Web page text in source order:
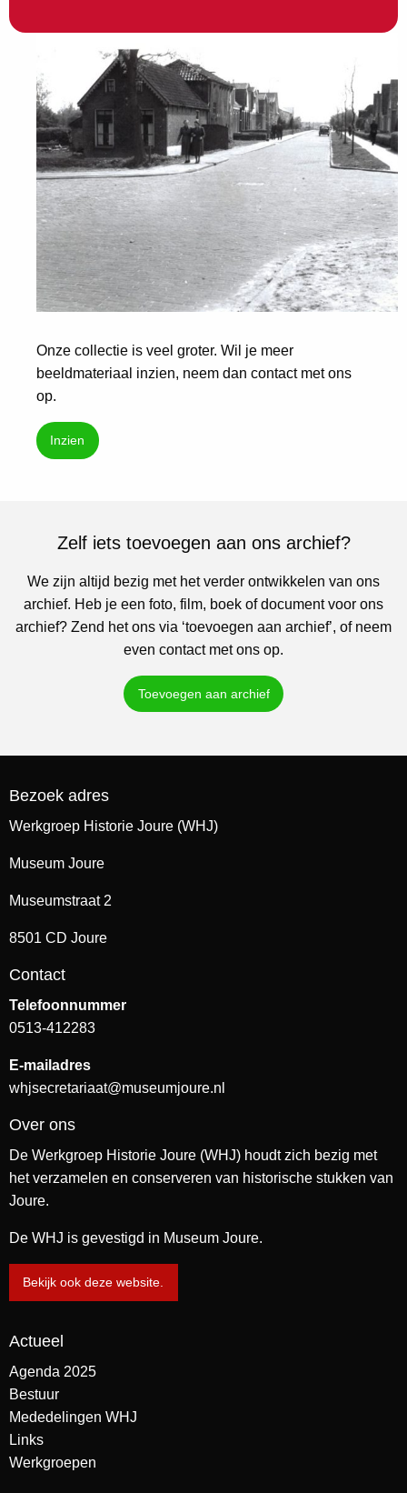
Onze collectie is veel groter. Wil je meer
beeldmateriaal inzien, neem dan contact met ons
op.
Inzien
Zelf iets toevoegen aan ons archief?
We zijn altijd bezig met het verder ontwikkelen van ons
archief. Heb je een foto, film, boek of document voor ons
archief? Zend het ons via ‘toevoegen aan archief’, of neem
even contact met ons op.
Toevoegen aan archief
Bezoek adres
Werkgroep Historie Joure (WHJ)
Museum Joure
Museumstraat 2
8501 CD Joure
Contact
Telefoonnummer
0513-412283
E-mailadres
whjsecretariaat@museumjoure.nl
Over ons
De Werkgroep Historie Joure (WHJ) houdt zich bezig met
het verzamelen en conserveren van historische stukken van
Joure.
De WHJ is gevestigd in Museum Joure.
Bekijk ook deze website.
Actueel
Agenda 2025
Bestuur
Mededelingen WHJ
Links
Werkgroepen